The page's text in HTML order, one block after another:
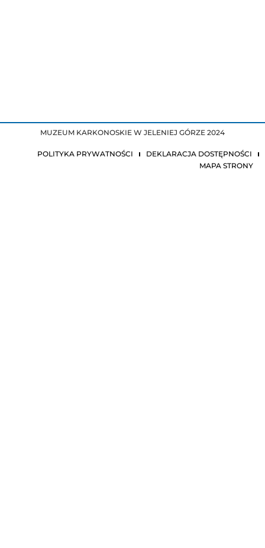
MUZEUM KARKONOSKIE W JELENIEJ GÓRZE 2024
POLITYKA PRYWATNOŚCI
DEKLARACJA DOSTĘPNOŚCI
MAPA STRONY